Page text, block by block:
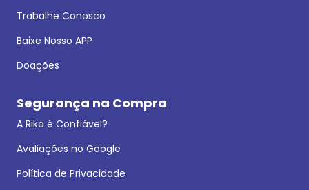
Trabalhe Conosco
Baixe Nosso APP
Doações
Segurança na Compra
A Rika é Confiável?
Avaliações no Google
Política de Privacidade